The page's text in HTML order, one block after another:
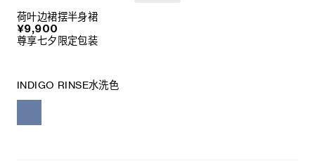
荷叶边裙摆半身裙
¥9,900
尊享七夕限定包装
INDIGO RINSE水洗色